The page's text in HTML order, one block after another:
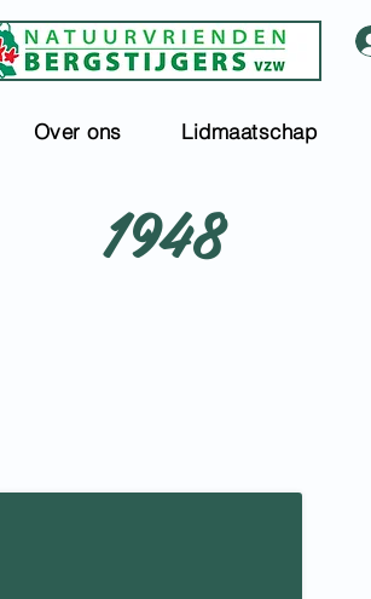
Over ons Lidmaatschap
1948